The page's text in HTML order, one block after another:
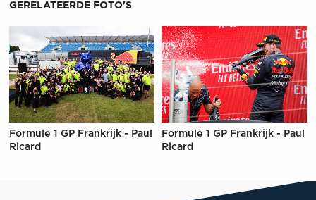
GERELATEERDE FOTO'S
Formule 1 GP Frankrijk - Paul
Ricard
Formule 1 GP Frankrijk - Paul
Ricard